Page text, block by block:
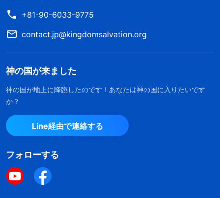
+81-90-6033-9775
contact.jp@kingdomsalvation.org
神の国が来ました
神の国が地上に降臨したのです！あなたは神の国に入りたいです
か？
Line経由で連絡する
フォローする